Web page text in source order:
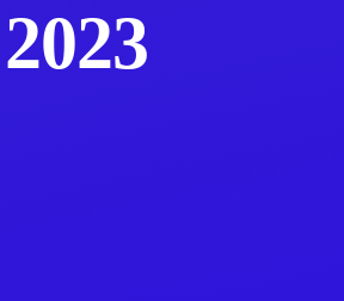
2023